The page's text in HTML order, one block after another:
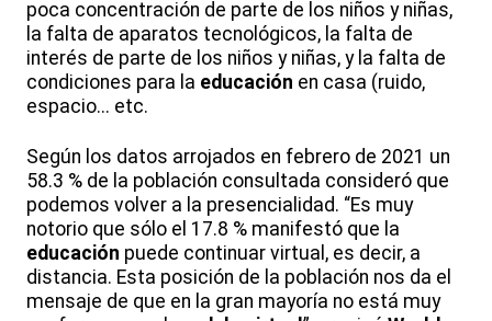
poca concentración de parte de los niños y niñas,
la falta de aparatos tecnológicos, la falta de
interés de parte de los niños y niñas, y la falta de
condiciones para la educación en casa (ruido,
espacio... etc.
Según los datos arrojados en febrero de 2021 un
58.3 % de la población consultada consideró que
podemos volver a la presencialidad. “Es muy
notorio que sólo el 17.8 % manifestó que la
educación puede continuar virtual, es decir, a
distancia. Esta posición de la población nos da el
mensaje de que en la gran mayoría no está muy